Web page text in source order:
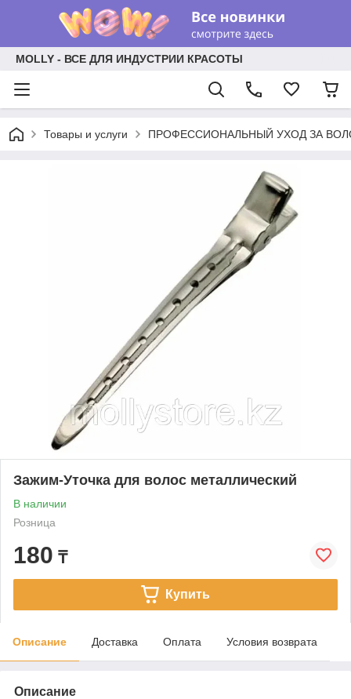
MOLLY - ВСЕ ДЛЯ ИНДУСТРИИ КРАСОТЫ
Товары и услуги ПРОФЕССИОНАЛЬНЫЙ УХОД ЗА
Зажим-Уточка для волос металлический
В наличии
Розница
180 ₸
Купить
Описание Доставка Оплата Условия возврата
Описание